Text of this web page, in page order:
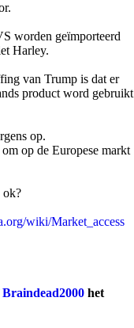
worden geïmporteerd
Harley.
van Trump is dat er
product word gebruikt
op.
op de Europese markt
ok?
wiki/Market_access
Braindead2000 het